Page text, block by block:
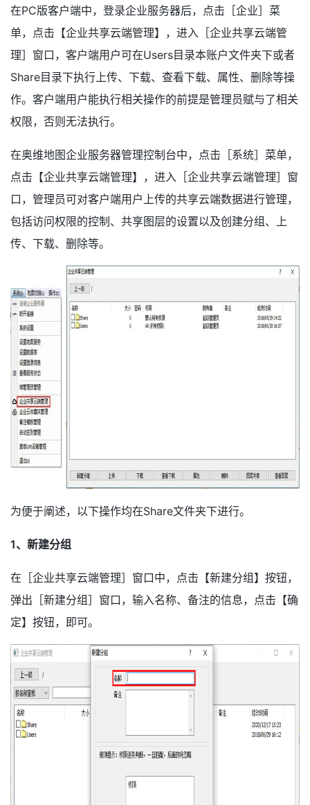
在PC版客户端中，登录企业服务器后，点击［企业］菜
单，点击【企业共享云端管理】，进入［企业共享云端管
理］窗口，客户端用户可在Users目录本账户文件夹下或者
Share目录下执行上传、下载、查看下载、属性、删除等操
作。客户端用户能执行相关操作的前提是管理员赋与了相关
权限，否则无法执行。
在奥维地图企业服务器管理控制台中，点击［系统］菜单，
点击【企业共享云端管理】，进入［企业共享云端管理］窗
口，管理员可对客户端用户上传的共享云端数据进行管理，
包括访问权限的控制、共享图层的设置以及创建分组、上
传、下载、删除等。
为便于阐述，以下操作均在Share文件夹下进行。
1、 新建分组
在［企业共享云端管理］窗口中，点击【新建分组】按钮，
弹出［新建分组］窗口，输入名称、备注的信息，点击【确
定】按钮，即可。